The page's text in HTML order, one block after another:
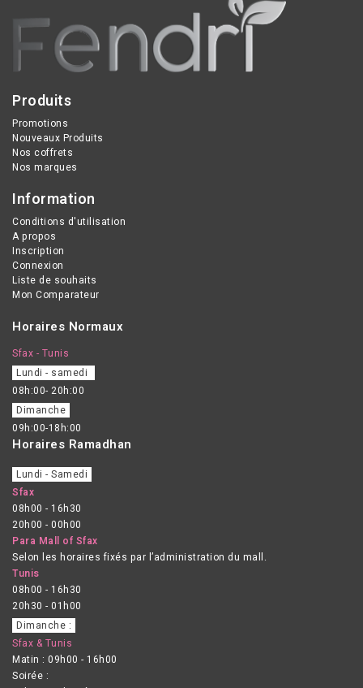
Produits
Promotions
Nouveaux Produits
Nos coffrets
Nos marques
Information
Conditions d'utilisation
A propos
Inscription
Connexion
Liste de souhaits
Mon Comparateur
Horaires Normaux
Sfax - Tunis
Lundi - samedi
08h:00- 20h:00
Dimanche
09h:00-18h:00
Horaires Ramadhan
Lundi - Samedi
Sfax
08h00 - 16h30
20h00 - 00h00
Para Mall of Sfax
Selon les horaires fixés par l’administration du mall.
Tunis
08h00 - 16h30
20h30 - 01h00
Dimanche :
Sfax & Tunis
Matin : 09h00 - 16h00
Soirée :